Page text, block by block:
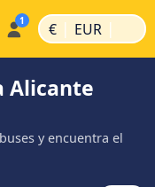
€ | EUR |
Alicante
y encuentra el